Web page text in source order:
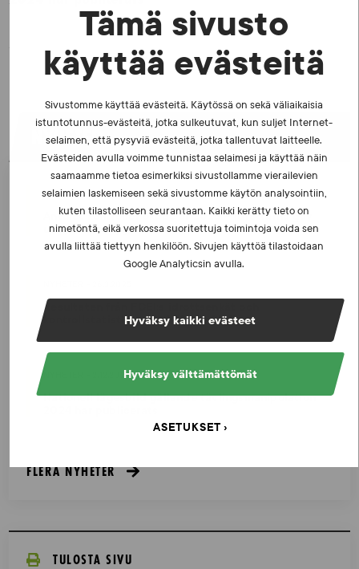
Tämä sivusto
käyttää evästeitä
Sivustomme käyttää evästeitä. Käytössä on sekä väliaikaisia
istuntotunnus-evästeitä, jotka sulkeutuvat, kun suljet Internet-
selaimen, että pysyviä evästeitä, jotka tallentuvat laitteelle.
Evästeiden avulla voimme tunnistaa selaimesi ja käyttää näin
saamaamme tietoa esimerkiksi sivustollamme vierailevien
selaimien laskemiseen sekä sivustomme käytön analysointiin,
kuten tilastolliseen seurantaan. Kaikki kerätty tieto on
nimetöntä, eikä verkossa suoritettuja toimintoja voida sen
avulla liittää tiettyyn henkilöön. Sivujen käyttöä tilastoidaan
Google Analyticsin avulla.
Hyväksy kaikki evästeet
Hyväksy välttämättömät
ASETUKSET
NYHETER
NYHETER - 23.2.2026
Antalet kontroller ökade år 2025 – idrottarna gav
utmärkta betyg
Resultaten från FCEI:s idrottsenkät och
kontrollstatistiken för 2024 är färdiga
NYHETER - 2.12.2024
Nationell lägesbild gällande tävlingsmanipulation
FLERA NYHETER
TULOSTA SIVU